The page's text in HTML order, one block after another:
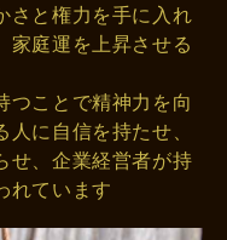
さと権力を手に入れ
家庭運を上昇させる
つことで精神力を向
に自信を持たせ、
せ、企業経営者が持
れています